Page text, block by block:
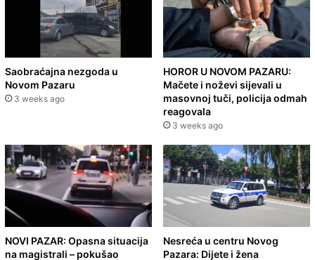
Saobraćajna nezgoda u
Novom Pazaru
3 weeks ago
HOROR U NOVOM PAZARU:
Mačete i noževi sijevali u
masovnoj tuči, policija odmah
reagovala
3 weeks ago
NOVI PAZAR: Opasna situacija
na magistrali – pokušao
Nesreća u centru Novog
Pazara: Dijete i žena